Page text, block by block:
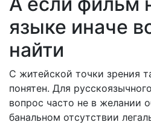
языке иначе
найти
С житейской точки зрения
понятен. Для
вопрос часто не в желании
банальном отсутствии